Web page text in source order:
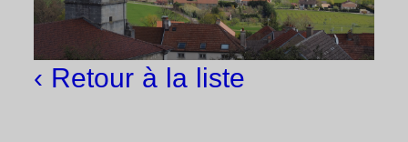
‹ Retour à la liste